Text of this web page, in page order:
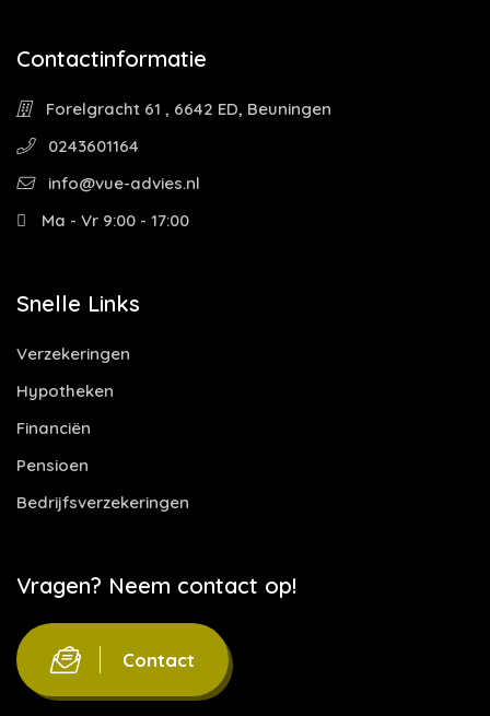
Contactinformatie
Forelgracht 61 , 6642 ED, Beuningen
0243601164
info@vue-advies.nl
Ma - Vr 9:00 - 17:00
Snelle Links
Verzekeringen
Hypotheken
Financiën
Pensioen
Bedrijfsverzekeringen
Vragen? Neem contact op!
Contact